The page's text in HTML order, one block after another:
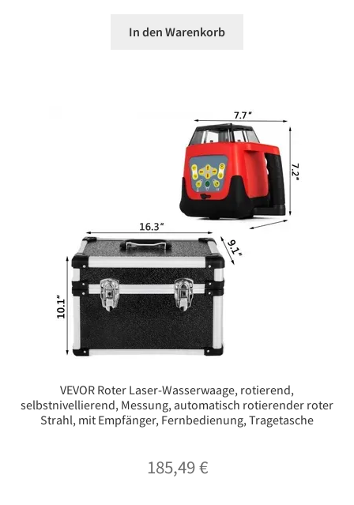
In den Warenkorb
VEVOR Roter Laser-Wasserwaage, rotierend,
selbstnivellierend, Messung, automatisch rotierender roter
Strahl, mit Empfänger, Fernbedienung, Tragetasche
185,49€